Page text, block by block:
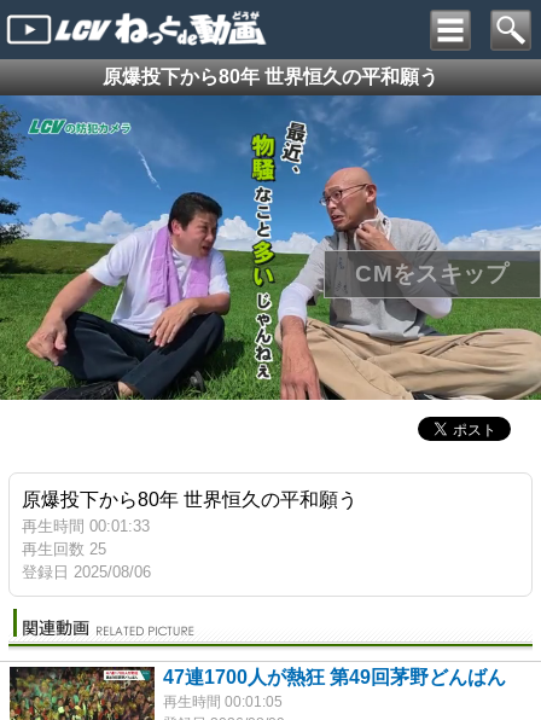
原爆投下から80年 世界恒久の平和願う
原爆投下から80年 世界恒久の平和願う
再生時間 00:01:33
再生回数 25
登録日 2025/08/06
47連1700人が熱狂 第49回茅野どんばん
再生時間 00:01:05